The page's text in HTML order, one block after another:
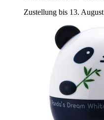
Zustellung bis 13. August